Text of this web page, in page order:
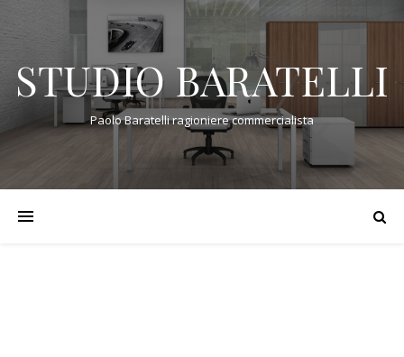
STUDIO BARATELLI
Paolo Baratelli ragioniere commercialista